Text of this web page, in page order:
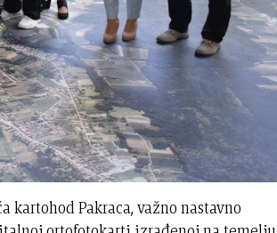
kartohod Pakraca, važno nastavno